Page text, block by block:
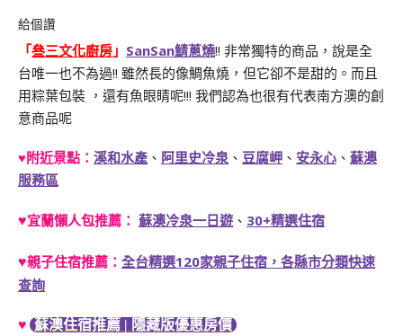
給個讚
「叄三文化廚房 」 SanSan鯖蔥燒!! 非常獨特的商品，說是全
台唯一也不為過!! 雖然長的像鯛魚燒，但它卻不是甜的。而且
用粽葉包裝 ，還有魚眼睛呢!!! 我們認為也很有代表南方澳的創
意商品呢
♥附近景點： 溪和水產 、 阿里史冷泉 、 豆腐岬 、 安永心 、 蘇澳
服務區
♥宜蘭懶人包推薦： 蘇澳冷泉一日遊 、 30+精選住宿
♥親子住宿推薦： 全台精選120家親子住宿，各縣市分類快速
查詢
♥ 蘇澳住宿推薦 | 隱藏版優惠房價